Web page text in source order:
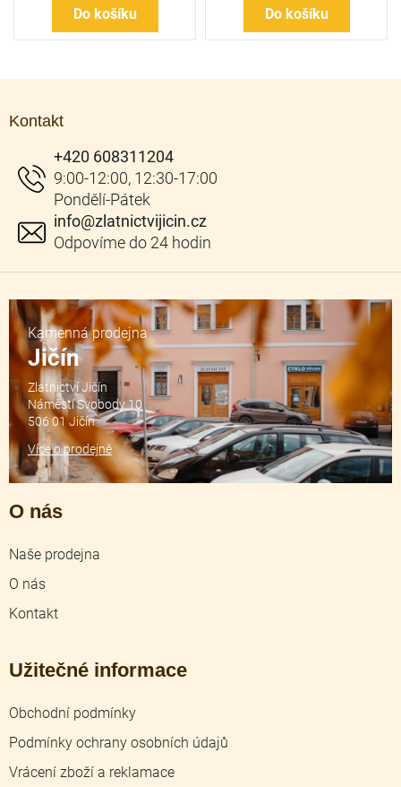
Do košíku Do košíku
Kontakt
info@zlatnictvijicin.cz
+420 608311204
O nás
Naše prodejna
O nás
Kontakt
Užitečné informace
Obchodní podmínky
Podmínky ochrany osobních údajů
Vrácení zboží a reklamace
Kamenná prodejna
Jičín
Zlatnictví Jičín
Náměstí Svobody 10
506 01 Jičín
Více o prodejně